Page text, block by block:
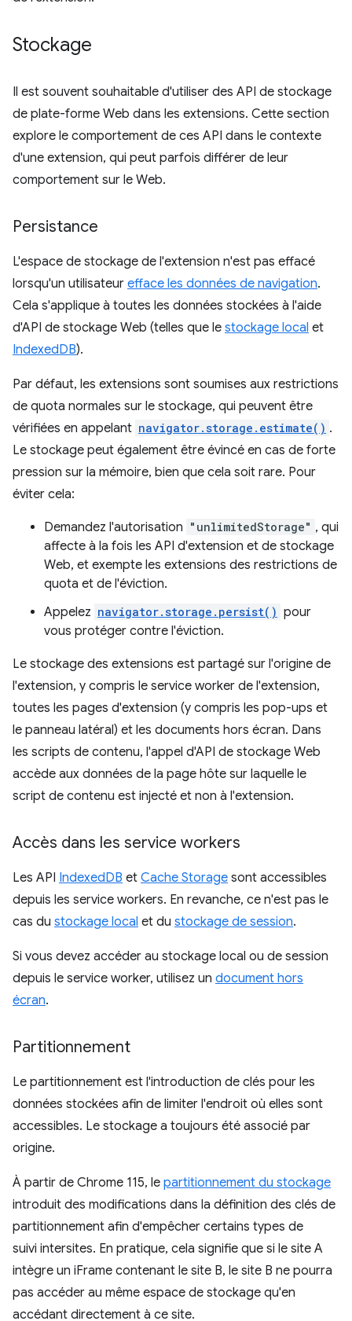
Stockage
Il est souvent souhaitable d'utiliser des API de stockage
de plate-forme Web dans les extensions. Cette section
explore le comportement de ces API dans le contexte
d'une extension, qui peut parfois différer de leur
comportement sur le Web.
Persistance
L'espace de stockage de l'extension n'est pas effacé
lorsqu'un utilisateur efface les données de navigation.
Cela s'applique à toutes les données stockées à l'aide
d'API de stockage Web (telles que le stockage local et
IndexedDB).
Par défaut, les extensions sont soumises aux restrictions
de quota normales sur le stockage, qui peuvent être
vérifiées en appelant navigator.storage.estimate() .
Le stockage peut également être évincé en cas de forte
pression sur la mémoire, bien que cela soit rare. Pour
éviter cela:
Demandez l'autorisation "unlimitedStorage" , qui
affecte à la fois les API d'extension et de stockage
Web, et exempte les extensions des restrictions de
quota et de l'éviction.
Appelez navigator.storage.persist() pour
vous protéger contre l'éviction.
Le stockage des extensions est partagé sur l'origine de
l'extension, y compris le service worker de l'extension,
toutes les pages d'extension (y compris les pop-ups et
le panneau latéral) et les documents hors écran. Dans
les scripts de contenu, l'appel d'API de stockage Web
accède aux données de la page hôte sur laquelle le
script de contenu est injecté et non à l'extension.
Accès dans les service workers
Les API IndexedDB et Cache Storage sont accessibles
depuis les service workers. En revanche, ce n'est pas le
cas du stockage local et du stockage de session.
Si vous devez accéder au stockage local ou de session
depuis le service worker, utilisez un document hors
écran.
Partitionnement
Le partitionnement est l'introduction de clés pour les
données stockées afin de limiter l'endroit où elles sont
accessibles. Le stockage a toujours été associé par
origine.
À partir de Chrome 115, le partitionnement du stockage
introduit des modifications dans la définition des clés de
partitionnement afin d'empêcher certains types de
suivi intersites. En pratique, cela signifie que si le site A
intègre un iFrame contenant le site B, le site B ne pourra
pas accéder au même espace de stockage qu'en
accédant directement à ce site.